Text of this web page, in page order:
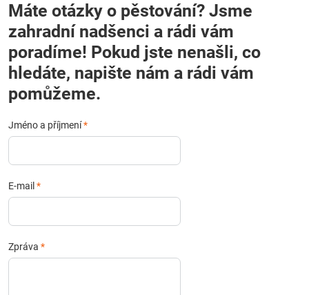
Máte otázky o pěstování? Jsme
zahradní nadšenci a rádi vám
poradíme! Pokud jste nenašli, co
hledáte, napište nám a rádi vám
pomůžeme.
Jméno a příjmení*
E-mail *
Zpráva *